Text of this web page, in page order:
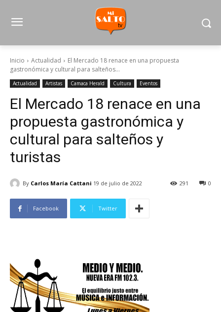
Inicio Actualidad
El Mercado 18 renace en una propuesta
gastronómica y cultural para salteños...
Actualidad Artistas Camaca Herald Cultura Eventos
El Mercado 18 renace en una
propuesta gastronómica y
cultural para salteños y
turistas
By Carlos María Cattani 19 de julio de 2022 0
291
Facebook Twitter